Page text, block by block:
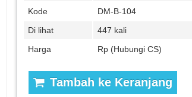
Kode
DM-B-104
Di lihat
447 kali
Harga
Rp (Hubungi CS)
Tambah ke Keranjang